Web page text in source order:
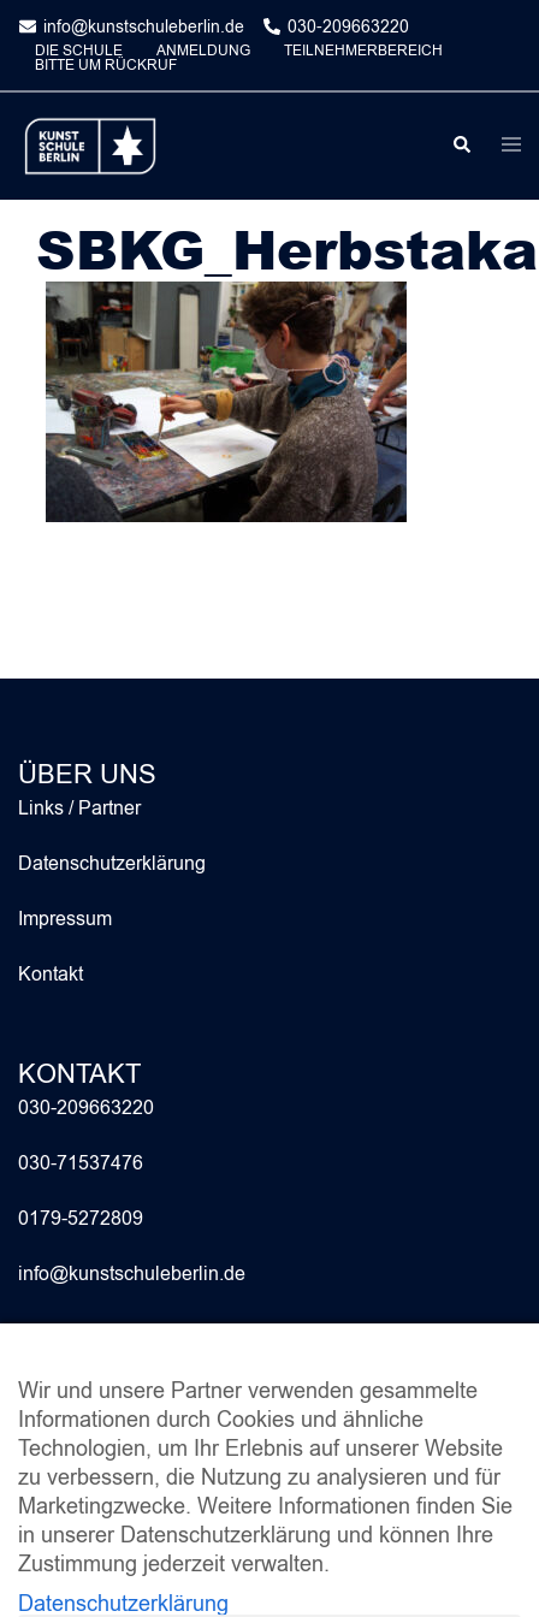
Skip
content
info@kunstschuleberlin.de 030-209663220
DIE SCHULE ANMELDUNG TEILNEHMERBEREICH
BITTE UM RÜCKRUF
Search
ÜBER UNS
Links / Partner
Datenschutzerklärung
Impressum
Kontakt
KONTAKT
030-209663220
030-71537476
0179-5272809
info@kunstschuleberlin.de
INFO
Fragen & Antworten 2024
Studienberatung
Stundenpläne
Schulordnung
Dokumente
Wir und unsere Partner verwenden gesammelte
Informationen durch Cookies und ähnliche
Technologien, um Ihr Erlebnis auf unserer Website
zu verbessern, die Nutzung zu analysieren und für
Marketingzwecke. Weitere Informationen finden Sie
in unserer Datenschutzerklärung und können Ihre
Zustimmung jederzeit verwalten.
Datenschutzerklärung